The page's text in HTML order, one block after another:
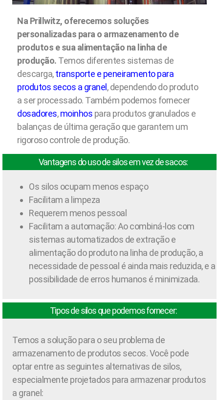
Na Prillwitz, oferecemos soluções
personalizadas para o armazenamento de
produtos e sua alimentação na linha de
produção. Temos diferentes sistemas de
descarga,transporte e peneiramento para
produtos secos a granel, dependendo do produto
a ser processado. Também podemos fornecer
dosadores,moinhos para produtos granulados e
balanças de última geração que garantem um
rigoroso controle de produção.
Vantagens do uso de silos em vez de sacos:
Os silos ocupam menos espaço
Facilitam a limpeza
Requerem menos pessoal
Facilitam a automação: Ao combiná-los com
sistemas automatizados de extração e
alimentação do produto na linha de produção, a
necessidade de pessoal é ainda mais reduzida, e a
possibilidade de erros humanos é minimizada.
Tipos de silos que podemos fornecer:
Temos a solução para o seu problema de
armazenamento de produtos secos. Você pode
optar entre as seguintes alternativas de silos,
especialmente projetados para armazenar produtos
a granel: